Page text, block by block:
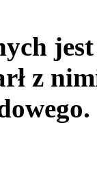
jest
z